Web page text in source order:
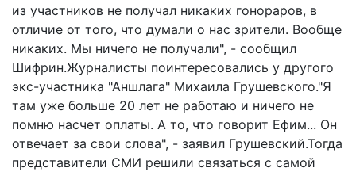
из участников не получал никаких гонораров, в
отличие от того, что думали о нас зрители. Вообще
никаких. Мы ничего не получали", - сообщил
Шифрин.Журналисты поинтересовались у другого
экс-участника "Аншлага" Михаила Грушевского."Я
там уже больше 20 лет не работаю и ничего не
помню насчет оплаты. А то, что говорит Ефим... Он
отвечает за свои слова", - заявил Грушевский.Тогда
представители СМИ решили связаться с самой